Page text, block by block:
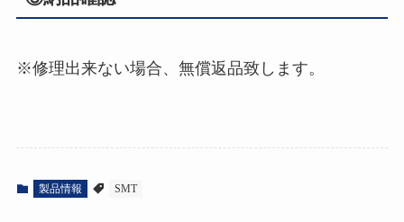
※修理出来ない場合、無償返品致します。
製品情報 SMT